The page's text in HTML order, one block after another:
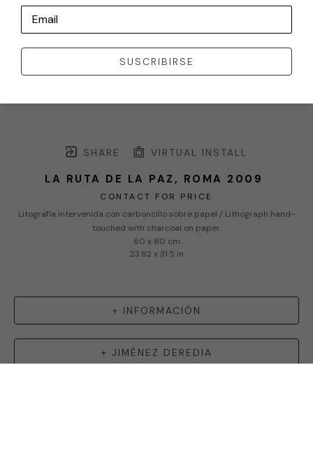
SHARE VIRTUAL INSTALL
LA RUTA DE LA PAZ, ROMA 2009
CONTACT FOR PRICE
Litografía intervenida con carboncillo sobre papel / Lithograph hand-
touched with charcoal on paper.
60 x 80 cm
23.62 x 31.5 in
+ INFORMACIÓN
+ JIMÉNEZ DEREDIA
Email
SUSCRIBIRSE